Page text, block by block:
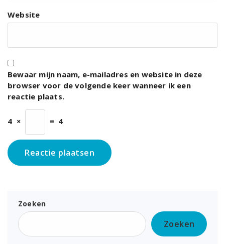
Website
Bewaar mijn naam, e-mailadres en website in deze
browser voor de volgende keer wanneer ik een
reactie plaats.
4 × = 4
Zoeken
Zoeken